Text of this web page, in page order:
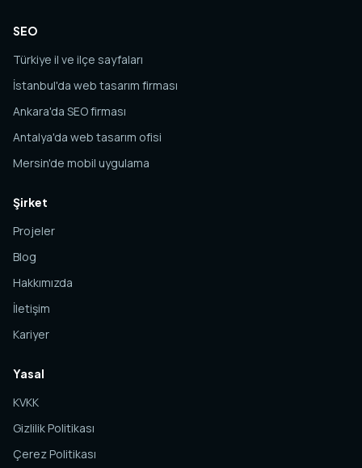
SEO
Türkiye il ve ilçe sayfaları
İstanbul'da web tasarım firması
Ankara'da SEO firması
Antalya'da web tasarım ofisi
Mersin'de mobil uygulama
Şirket
Projeler
Blog
Hakkımızda
İletişim
Kariyer
Yasal
KVKK
Gizlilik Politikası
Çerez Politikası